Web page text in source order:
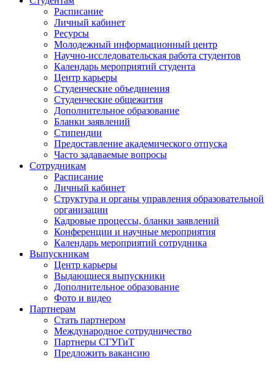
Расписание
Личный кабинет
Ресурсы
Молодежный информационный центр
Научно-исследовательская работа студентов
Календарь мероприятий студента
Центр карьеры
Студенческие объединения
Студенческие общежития
Дополнительное образование
Бланки заявлений
Стипендии
Предоставление академического отпуска
Часто задаваемые вопросы
Сотрудникам
Расписание
Личный кабинет
Структура и органы управления образовательной
организации
Кадровые процессы, бланки заявлений
Конференции и научные мероприятия
Календарь мероприятий сотрудника
Выпускникам
Центр карьеры
Выдающиеся выпускники
Дополнительное образование
Фото и видео
Партнерам
Стать партнером
Международное сотрудничество
Партнеры СГУГиТ
Предложить вакансию